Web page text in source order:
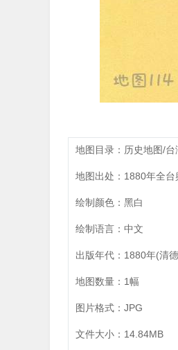
地图目录：历史地图/台
地图出处：1880年全台
绘制颜色：黑白
绘制语言：中文
出版年代：1880年(清
地图数量：1幅
图片格式：JPG
文件大小：14.84MB